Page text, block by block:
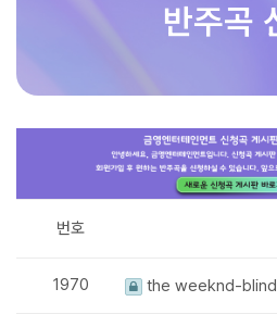
반주곡
번호
1970 the weeknd-